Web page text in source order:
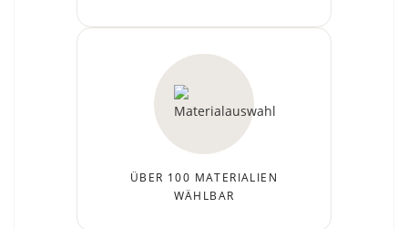
ÜBER 100 MATERIALIEN
WÄHLBAR